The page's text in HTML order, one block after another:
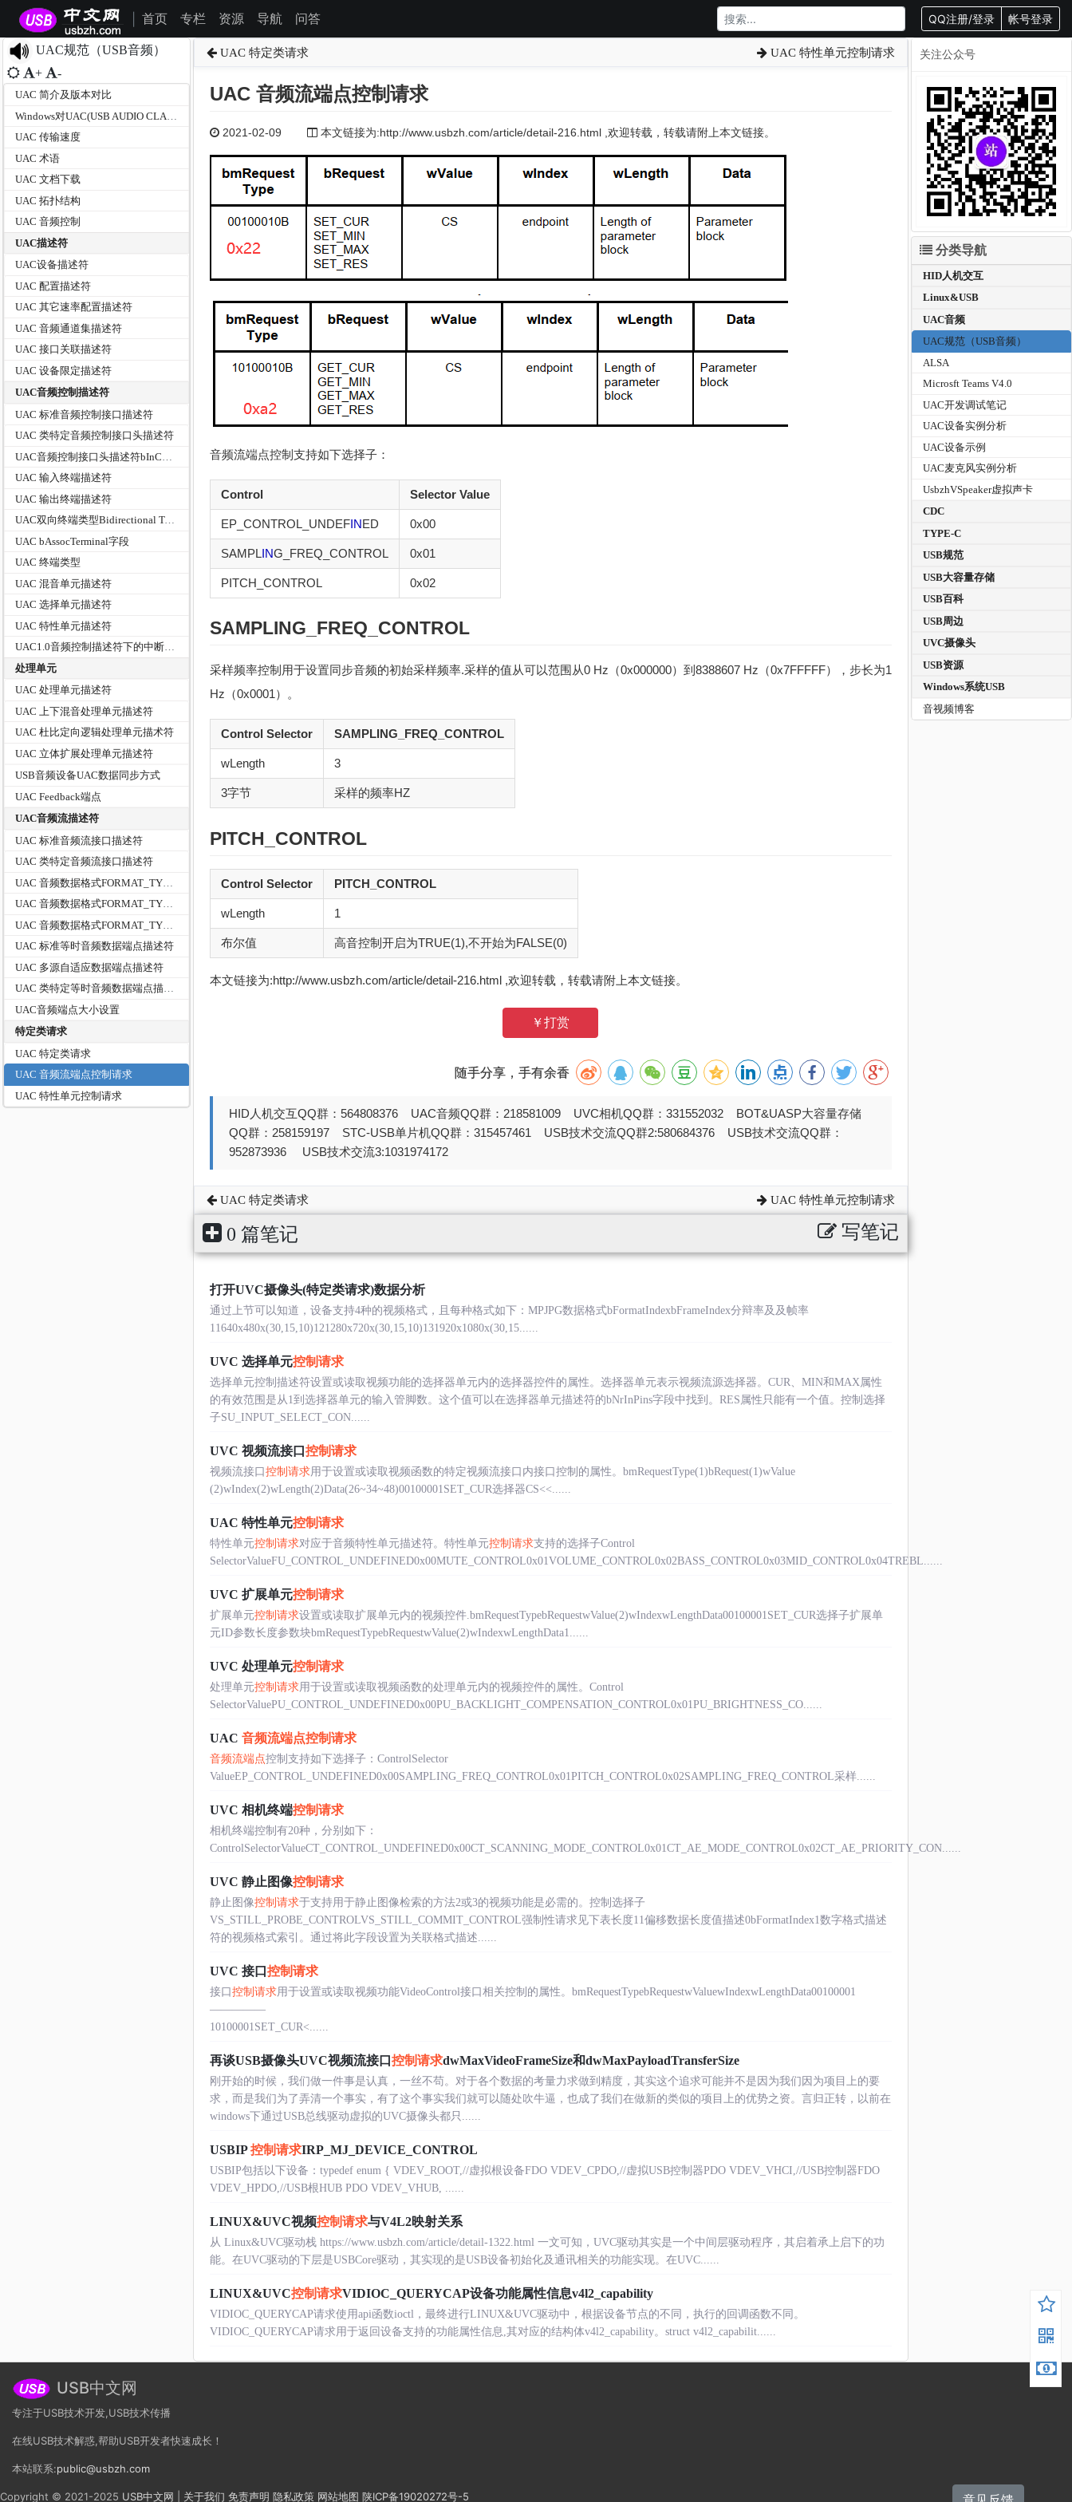
首页 专栏 资源 导航 问答 QQ注册/登录 帐号登录
UAC规范（USB音频）
+ -
UAC 简介及版本对比
UAC 传输速度
UAC 术语
UAC 文档下载
UAC 拓扑结构
UAC 音频控制
UAC描述符
UAC设备描述符
UAC 配置描述符
UAC 其它速率配置描述符
UAC 音频通道集描述符
UAC 接口关联描述符
UAC 设备限定描述符
UAC音频控制描述符
UAC 标准音频控制接口描述符
UAC 类特定音频控制接口头描述符
UAC 输入终端描述符
UAC 输出终端描述符
UAC双向终端类型Bidirectional Terminal Types
UAC bAssocTerminal字段
UAC 终端类型
UAC 混音单元描述符
UAC 选择单元描述符
UAC 特性单元描述符
UAC1.0音频控制描述符下的中断端点
处理单元
UAC 处理单元描述符
UAC 上下混音处理单元描述符
UAC 杜比定向逻辑处理单元描术符
UAC 立体扩展处理单元描述符
USB音频设备UAC数据同步方式
UAC Feedback端点
UAC音频流描述符
UAC 标准音频流接口描述符
UAC 类特定音频流接口描述符
UAC 音频数据格式FORMAT_TYPE_2
UAC 标准等时音频数据端点描述符
UAC 多源自适应数据端点描述符
UAC 类特定等时音频数据端点描述符
UAC音频端点大小设置
特定类请求
UAC 特定类请求
UAC 音频流端点控制请求
UAC 特性单元控制请求
UAC 特定类请求 UAC 特性单元控制请求
UAC 音频流端点控制请求
2021-02-09 本文链接为:http://www.usbzh.com/article/detail-216.html ,欢迎转载，转载请附上本文链接。
音频流端点控制支持如下选择子：
Control Selector Value
EP_CONTROL_UNDEFINED 0x00
SAMPLING_FREQ_CONTROL 0x01
PITCH_CONTROL 0x02
SAMPLING_FREQ_CONTROL
采样频率控制用于设置同步音频的初始采样频率.采样的值从可以范围从0 Hz（0x000000）到8388607 Hz（0x7FFFFF），步长为1
Hz（0x0001）。
Control Selector SAMPLING_FREQ_CONTROL
wLength 3
3字节 采样的频率HZ
PITCH_CONTROL
Control Selector PITCH_CONTROL
wLength 1
布尔值 高音控制开启为TRUE(1),不开始为FALSE(0)
本文链接为:http://www.usbzh.com/article/detail-216.html ,欢迎转载，转载请附上本文链接。
￥打赏
随手分享，手有余香
HID人机交互QQ群：564808376 UAC音频QQ群：218581009 UVC相机QQ群：331552032 BOT&UASP大容量存储
QQ群：258159197 STC-USB单片机QQ群：315457461 USB技术交流QQ群2:580684376 USB技术交流QQ群：
952873936 USB技术交流3:1031974172
UAC 特定类请求 UAC 特性单元控制请求
0 篇笔记 写笔记
打开UVC摄像头(特定类请求)数据分析
通过上节可以知道，设备支持4种的视频格式，且每种格式如下：MPJPG数据格式bFormatIndexbFrameIndex分辩率及及帧率
11640x480x(30,15,10)121280x720x(30,15,10)131920x1080x(30,15......
UVC 选择单元控制请求
选择单元控制描述符设置或读取视频功能的选择器单元内的选择器控件的属性。选择器单元表示视频流源选择器。CUR、MIN和MAX属性
的有效范围是从1到选择器单元的输入管脚数。这个值可以在选择器单元描述符的bNrInPins字段中找到。RES属性只能有一个值。控制选择
子SU_INPUT_SELECT_CON......
UVC 视频流接口 控制请求
视频流接口控制请求用于设置或读取视频函数的特定视频流接口内接口控制的属性。bmRequestType(1)bRequest(1)wValue
(2)wIndex(2)wLength(2)Data(26~34~48)00100001SET_CUR选择器CS<<......
UAC 特性单元控制请求
特性单元控制请求对应于音频特性单元描述符。特性单元控制请求支持的选择子Control
SelectorValueFU_CONTROL_UNDEFINED0x00MUTE_CONTROL0x01VOLUME_CONTROL0x02BASS_CONTROL0x03MID_CONTROL0x04TREBL......
UVC 扩展单元控制请求
扩展单元控制请求设置或读取扩展单元内的视频控件.bmRequestTypebRequestwValue(2)wIndexwLengthData00100001SET_CUR选择子扩展单
元ID参数长度参数块bmRequestTypebRequestwValue(2)wIndexwLengthData1......
UVC 处理单元控制请求
处理单元控制请求用于设置或读取视频函数的处理单元内的视频控件的属性。Control
SelectorValuePU_CONTROL_UNDEFINED0x00PU_BACKLIGHT_COMPENSATION_CONTROL0x01PU_BRIGHTNESS_CO......
UAC 音频流端点控制请求
音频流端点控制支持如下选择子：ControlSelector
ValueEP_CONTROL_UNDEFINED0x00SAMPLING_FREQ_CONTROL0x01PITCH_CONTROL0x02SAMPLING_FREQ_CONTROL采样......
UVC 相机终端控制请求
相机终端控制有20种，分别如下：
ControlSelectorValueCT_CONTROL_UNDEFINED0x00CT_SCANNING_MODE_CONTROL0x01CT_AE_MODE_CONTROL0x02CT_AE_PRIORITY_CON......
UVC 静止图像控制请求
静止图像控制请求于支持用于静止图像检索的方法2或3的视频功能是必需的。控制选择子
VS_STILL_PROBE_CONTROLVS_STILL_COMMIT_CONTROL强制性请求见下表长度11偏移数据长度值描述0bFormatIndex1数字格式描述
符的视频格式索引。通过将此字段设置为关联格式描述......
UVC 接口 控制请求
接口控制请求用于设置或读取视频功能VideoControl接口相关控制的属性。bmRequestTypebRequestwValuewIndexwLengthData00100001
—————
10100001SET_CUR<......
再谈USB摄像头UVC视频流接口 控制请求dwMaxVideoFrameSize和dwMaxPayloadTransferSize
刚开始的时候，我们做一件事是认真，一丝不苟。对于各个数据的考量力求做到精度，其实这个追求可能并不是因为我们因为项目上的要
求，而是我们为了弄清一个事实，有了这个事实我们就可以随处吹牛逼，也成了我们在做新的类似的项目上的优势之资。言归正转，以前在
windows下通过USB总线驱动虚拟的UVC摄像头都只......
USBIP控制请求IRP_MJ_DEVICE_CONTROL
USBIP包括以下设备：typedef enum { VDEV_ROOT,//虚拟根设备FDO VDEV_CPDO,//虚拟USB控制器PDO VDEV_VHCI,//USB控制器FDO
VDEV_HPDO,//USB根HUB PDO VDEV_VHUB, ......
LINUX&UVC视频控制请求与V4L2映射关系
从 Linux&UVC驱动栈 https://www.usbzh.com/article/detail-1322.html 一文可知，UVC驱动其实是一个中间层驱动程序，其启着承上启下的功
能。在UVC驱动的下层是USBCore驱动，其实现的是USB设备初始化及通讯相关的功能实现。在UVC......
LINUX&UVC控制请求VIDIOC_QUERYCAP设备功能属性信息v4l2_capability
VIDIOC_QUERYCAP请求使用api函数ioctl，最终进行LINUX&UVC驱动中，根据设备节点的不同，执行的回调函数不同。
VIDIOC_QUERYCAP请求用于返回设备支持的功能属性信息,其对应的结构体v4l2_capability。struct v4l2_capabilit......
关注公众号
分类导航
HID人机交互
Linux&USB
UAC音频
UAC规范（USB音频）
ALSA
Microsft Teams V4.0
UAC开发调试笔记
UAC设备实例分析
UAC设备示例
UAC麦克风实例分析
UsbzhVSpeaker虚拟声卡
CDC
TYPE-C
USB规范
USB大容量存储
USB百科
USB周边
UVC摄像头
USB资源
Windows系统USB
音视频博客
USB中文网
专注于USB技术开发,USB技术传播
在线USB技术解惑,帮助USB开发者快速成长！
本站联系:public@usbzh.com
Copyright © 2021-2025 USB中文网 关于我们 免责声明 隐私政策 网站地图 陕ICP备19020272号-5